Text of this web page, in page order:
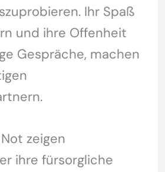
Ihr Spaß
und ihre Offenheit
Gespräche, machen
zeigen
ihre fürsorgliche